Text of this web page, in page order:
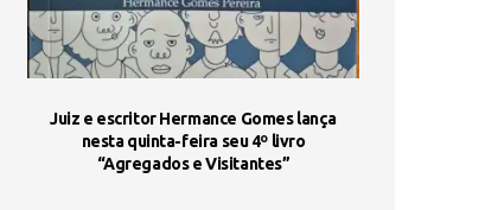
Juiz e escritor Hermance Gomes lança
nesta quinta-feira seu 4º livro
“Agregados e Visitantes”